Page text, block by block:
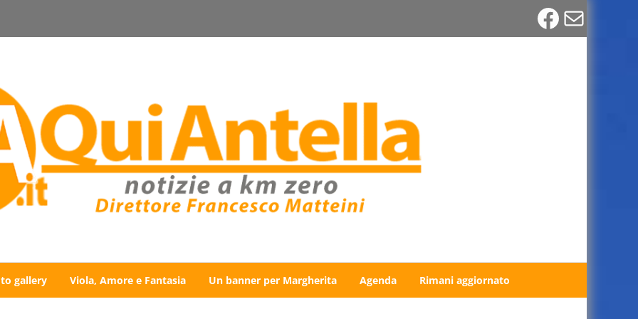
Email
gallery Viola, Amore e Fantasia Un banner per Margherita Agenda Rimani aggiornato